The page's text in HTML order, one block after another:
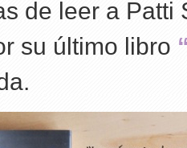
de leer a Patti
su último libro